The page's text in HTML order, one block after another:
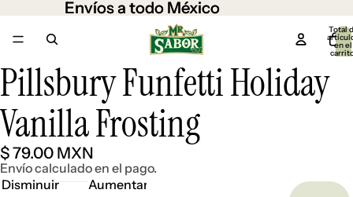
Envíos a todo México
Envíos a todo México
Total
en el
Abrir
imagen
a
pantalla
completa
Pillsbury Funfetti Holiday
Vanilla Frosting
$ 79.00 MXN
Envío calculado en el pago.
Disminuir
Aumentar